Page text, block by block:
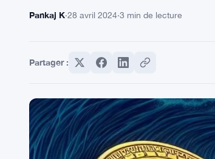
Pankaj K·28 avril 2024·3 min de lecture
Partager :